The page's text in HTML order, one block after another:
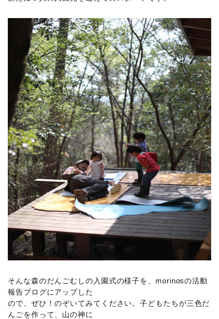
そんな森のだんごむしの入園式の様子を、morinosの活動
報告ブログにアップした
ので、ぜひ！のぞいてみてください。子どもたちが三色だ
んごを作って、山の神に